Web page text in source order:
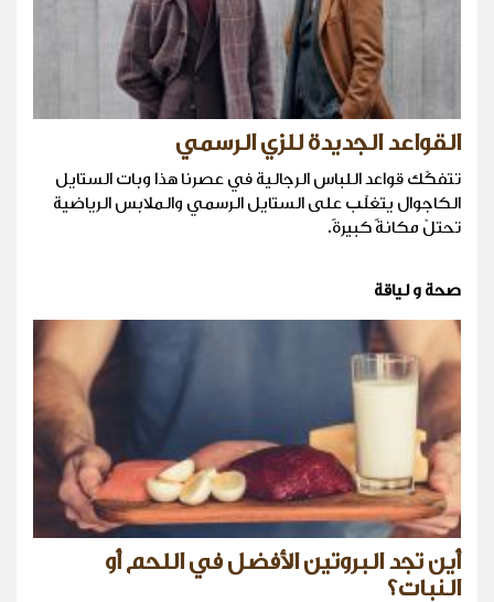
القواعد الجديدة للزي الرسمي
تتفكّك قواعد اللباس الرجالية في عصرنا هذا وبات الستايل
الكاجوال يتغلّب على الستايل الرسمي والملابس الرياضية
تحتلّ مكانةً كبيرةً.
صحة و لياقة
أين تجد البروتين الأفضل في اللحم أو
النبات؟